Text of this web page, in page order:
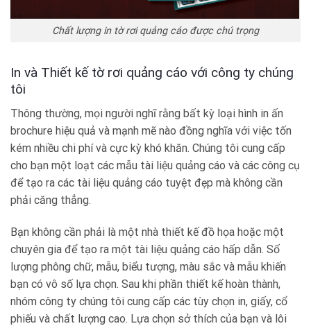
Chất lượng in tờ rơi quảng cáo được chú trọng
In và Thiết kế tờ rơi quảng cáo với công ty chúng
tôi
Thông thường, mọi người nghĩ rằng bất kỳ loại hình in ấn
brochure hiệu quả và mạnh mẽ nào đồng nghĩa với việc tốn
kém nhiều chi phí và cực kỳ khó khăn. Chúng tôi cung cấp
cho bạn một loạt các mẫu tài liệu quảng cáo và các công cụ
để tạo ra các tài liệu quảng cáo tuyệt đẹp mà không cần
phải căng thẳng.
Bạn không cần phải là một nhà thiết kế đồ họa hoặc một
chuyên gia để tạo ra một tài liệu quảng cáo hấp dẫn. Số
lượng phông chữ, mẫu, biểu tượng, màu sắc và mẫu khiến
bạn có vô số lựa chọn. Sau khi phần thiết kế hoàn thành,
nhóm công ty chúng tôi cung cấp các tùy chọn in, giấy, cổ
phiếu và chất lượng cao. Lựa chọn sở thích của bạn và lôi